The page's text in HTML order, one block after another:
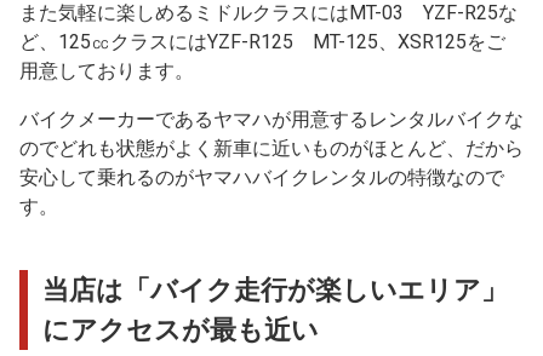
また気軽に楽しめるミドルクラスにはMT-03 YZF-R25な
ど、125㏄クラスにはYZF-R125 MT-125、XSR125をご
用意しております。
バイクメーカーであるヤマハが用意するレンタルバイクな
のでどれも状態がよく新車に近いものがほとんど、だから
安心して乗れるのがヤマハバイクレンタルの特徴なので
す。
当店は「バイク走行が楽しいエリア」
にアクセスが最も近い